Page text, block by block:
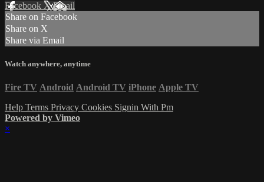
Facebook XEmail
Share on Facebook
Share on X
Share via Email
Watch anywhere, anytime
Fire TV Android Android TV iPhone Apple TV
Help Terms Privacy Cookies Signin With Pm
Powered by Vimeo
×